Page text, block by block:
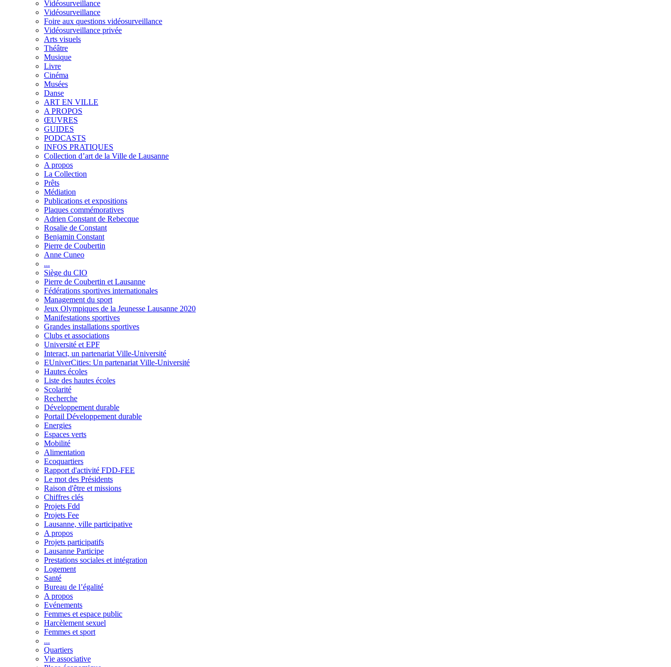
Vidéosurveillance
Vidéosurveillance
Foire aux questions vidéosurveillance
Vidéosurveillance privée
Arts visuels
Théâtre
Musique
Livre
Cinéma
Musées
Danse
ART EN VILLE
A PROPOS
ŒUVRES
GUIDES
PODCASTS
INFOS PRATIQUES
Collection d’art de la Ville de Lausanne
A propos
La Collection
Prêts
Médiation
Publications et expositions
Plaques commémoratives
Adrien Constant de Rebecque
Rosalie de Constant
Benjamin Constant
Pierre de Coubertin
Anne Cuneo
...
Siège du CIO
Pierre de Coubertin et Lausanne
Fédérations sportives internationales
Management du sport
Jeux Olympiques de la Jeunesse Lausanne 2020
Manifestations sportives
Grandes installations sportives
Clubs et associations
Université et EPF
Interact, un partenariat Ville-Université
EUniverCities: Un partenariat Ville-Université
Hautes écoles
Liste des hautes écoles
Scolarité
Recherche
Développement durable
Portail Développement durable
Energies
Espaces verts
Mobilité
Alimentation
Ecoquartiers
Rapport d'activité FDD-FEE
Le mot des Présidents
Raison d'être et missions
Chiffres clés
Projets Fdd
Projets Fee
Lausanne, ville participative
A propos
Projets participatifs
Lausanne Participe
Prestations sociales et intégration
Logement
Santé
Bureau de l’égalité
A propos
Evénements
Femmes et espace public
Harcèlement sexuel
Femmes et sport
...
Quartiers
Vie associative